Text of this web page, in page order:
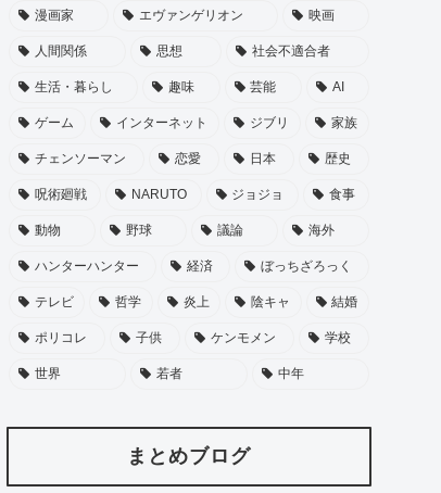
漫画家 エヴァンゲリオン 映画
人間関係 思想 社会不適合者
生活・暮らし 趣味 芸能 AI
ゲーム インターネット ジブリ 家族
チェンソーマン 恋愛 日本 歴史
呪術廻戦 NARUTO ジョジョ 食事
動物 野球 議論 海外
ハンターハンター 経済 ぼっちざろっく
テレビ 哲学 炎上 陰キャ 結婚
ポリコレ 子供 ケンモメン 学校
世界 若者 中年
まとめブログ